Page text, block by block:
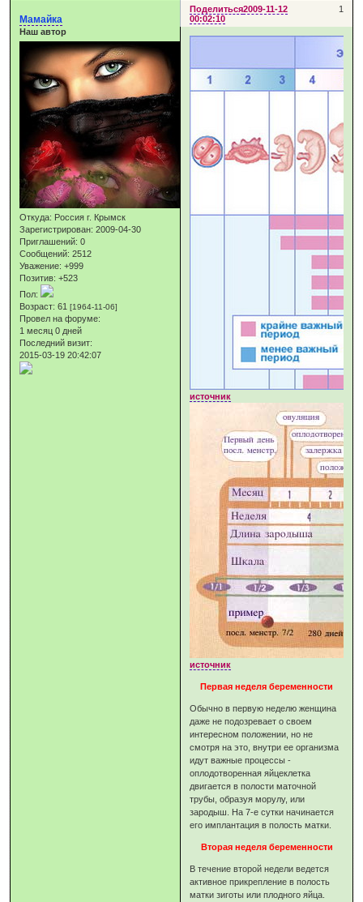
Поделиться 1
2009-11-12
00:02:10
Мамайка
Наш автор
Откуда: Россия г. Крымск
Зарегистрирован: 2009-04-30
Приглашений: 0
Сообщений: 2512
Уважение: +999
Позитив: +523
Пол:
Возраст: 61[1964-11-06]
Провел на форуме:
1 месяц 0 дней
Последний визит:
2015-03-19 20:42:07
источник
источник
Первая неделя беременности
Обычно в первую неделю женщина
даже не подозревает о своем
интересном положении, но не
смотря на это, внутри ее организма
идут важные процессы -
оплодотворенная яйцеклетка
двигается в полости маточной
трубы, образуя морулу, или
зародыш. На 7-е сутки начинается
его имплантация в полость матки.
Вторая неделя беременности
В течение второй недели ведется
активное прикрепление в полость
матки зиготы или плодного яйца.